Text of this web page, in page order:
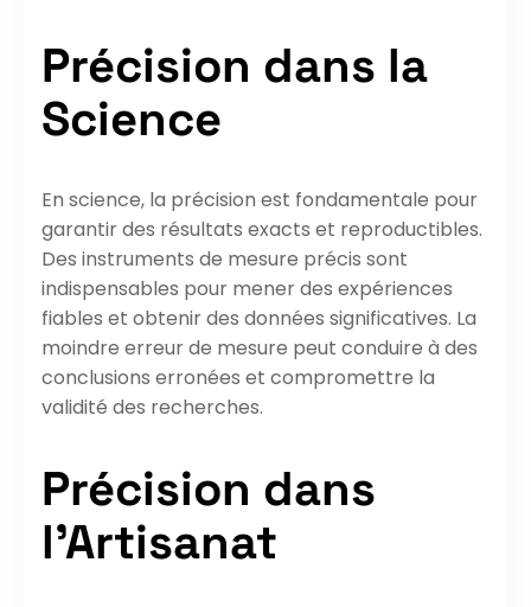
Précision dans la
Science
En science, la précision est fondamentale pour
garantir des résultats exacts et reproductibles.
Des instruments de mesure précis sont
indispensables pour mener des expériences
fiables et obtenir des données significatives. La
moindre erreur de mesure peut conduire à des
conclusions erronées et compromettre la
validité des recherches.
Précision dans
l’Artisanat